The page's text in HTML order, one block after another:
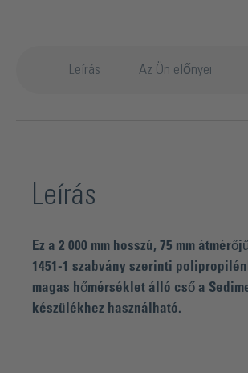
Leírás Az Ön előnyei
Leírás
Ez a 2 000 mm hosszú, 75 mm
1451-1 szabvány szerinti
magas hőmérséklet álló cső a
készülékhez használható.